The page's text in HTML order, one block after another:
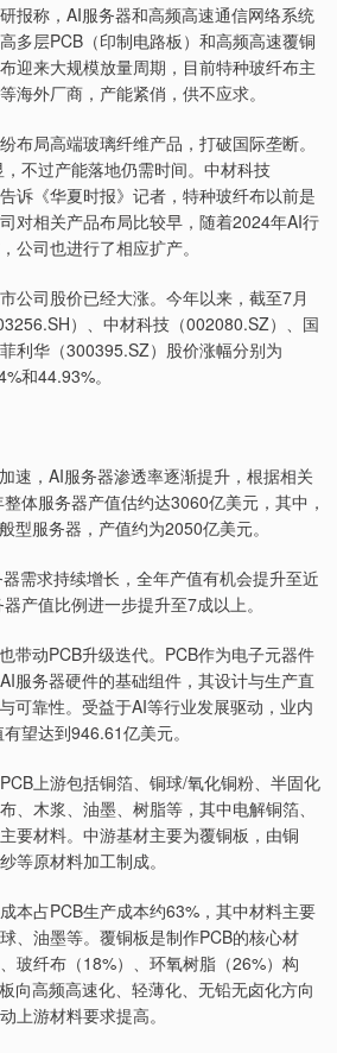
称，AI服务器和高频高速通信网络系统
多层PCB（印制电路板）和高频高速覆铜
迎来大规模放量周期，目前特种玻纤布主
海外厂商，产能紧俏，供不应求。
局高端玻璃纤维产品，打破国际垄断。
不过产能落地仍需时间。中材科技
诉《华夏时报》记者，特种玻纤布以前是
对相关产品布局比较早，随着2024年AI行
公司也进行了相应扩产。
司股价已经大涨。今年以来，截至7月
）、中材科技（002080.SZ）、国
利华（300395.SZ）股价涨幅分别为
和44.93%。
，AI服务器渗透率逐渐提升，根据相关
体服务器产值估约达3060亿美元，其中，
型服务器，产值约为2050亿美元。
求持续增长，全年产值有机会提升至近
产值比例进一步提升至7成以上。
动PCB升级迭代。PCB作为电子元器件
服务器硬件的基础组件，其设计与生产直
可靠性。受益于AI等行业发展驱动，业内
望达到946.61亿美元。
上游包括铜箔、铜球/氧化铜粉、半固化
、木浆、油墨、树脂等，其中电解铜箔、
要材料。中游基材主要为覆铜板，由铜
等原材料加工制成。
占PCB生产成本约63%，其中材料主要
、油墨等。覆铜板是制作PCB的核心材
玻纤布（18%）、环氧树脂（26%）构
向高频高速化、轻薄化、无铅无卤化方向
上游材料要求提高。